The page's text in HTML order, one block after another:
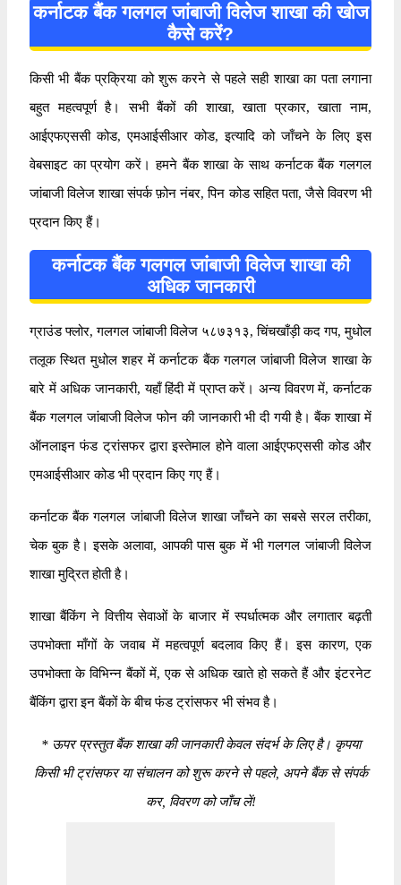
कर्नाटक बैंक गलगल जांबाजी विलेज शाखा की खोज
कैसे करें?
किसी भी बैंक प्रक्रिया को शुरू करने से पहले सही शाखा का पता लगाना
बहुत महत्वपूर्ण है। सभी बैंकों की शाखा, खाता प्रकार, खाता नाम,
आईएफएससी कोड, एमआईसीआर कोड, इत्यादि को जाँचने के लिए इस
वेबसाइट का प्रयोग करें। हमने बैंक शाखा के साथ कर्नाटक बैंक गलगल
जांबाजी विलेज शाखा संपर्क फ़ोन नंबर, पिन कोड सहित पता, जैसे विवरण भी
प्रदान किए हैं।
कर्नाटक बैंक गलगल जांबाजी विलेज शाखा की
अधिक जानकारी
ग्राउंड फ्लोर, गलगल जांबाजी विलेज ५८७३१३, चिंचखाँड़ी कद गप, मुधोल
तलूक स्थित मुधोल शहर में कर्नाटक बैंक गलगल जांबाजी विलेज शाखा के
बारे में अधिक जानकारी, यहाँ हिंदी में प्राप्त करें। अन्य विवरण में, कर्नाटक
बैंक गलगल जांबाजी विलेज फोन की जानकारी भी दी गयी है। बैंक शाखा में
ऑनलाइन फंड ट्रांसफर द्वारा इस्तेमाल होने वाला आईएफएससी कोड और
एमआईसीआर कोड भी प्रदान किए गए हैं।
कर्नाटक बैंक गलगल जांबाजी विलेज शाखा जाँचने का सबसे सरल तरीका,
चेक बुक है। इसके अलावा, आपकी पास बुक में भी गलगल जांबाजी विलेज
शाखा मुद्रित होती है।
शाखा बैंकिंग ने वित्तीय सेवाओं के बाजार में स्पर्धात्मक और लगातार बढ़ती
उपभोक्ता माँगों के जवाब में महत्वपूर्ण बदलाव किए हैं। इस कारण, एक
उपभोक्ता के विभिन्न बैंकों में, एक से अधिक खाते हो सकते हैं और इंटरनेट
बैंकिंग द्वारा इन बैंकों के बीच फंड ट्रांसफर भी संभव है।
*ऊपर प्रस्तुत बैंक शाखा की जानकारी केवल संदर्भ के लिए है। कृपया
किसी भी ट्रांसफर या संचालन को शुरू करने से पहले, अपने बैंक से संपर्क
कर, विवरण को जाँच लें!